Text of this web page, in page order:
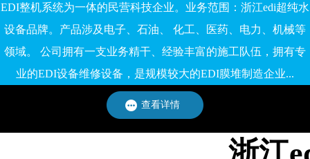
EDI整机系统为一体的民营科技企业。业务范围：浙江edi超纯水
设备品牌。产品涉及电子、石油、 化工、医药、电力、机械等
领域。 公司拥有一支业务精干、经验丰富的施工队伍，拥有专
业的EDI设备维修设备，是规模较大的EDI膜堆制造企业...
查看详情